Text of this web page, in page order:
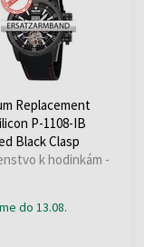
Replacement
P-1108-IB
Black Clasp
k hodinkám -
do 13.08.